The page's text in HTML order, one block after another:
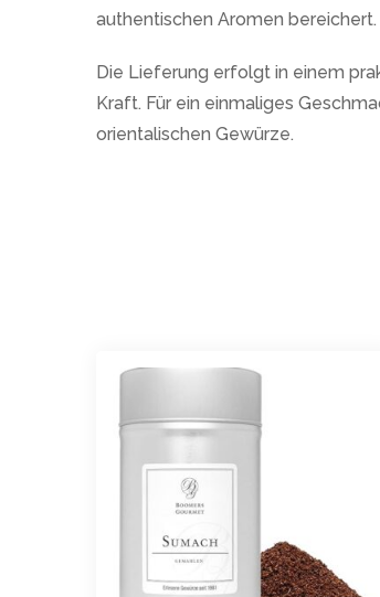
authentischen Aromen bereichert.
Die Lieferung erfolgt in einem
Kraft. Für ein einmaliges
orientalischen Gewürze.